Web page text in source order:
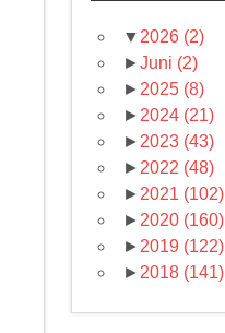
▼ 2026 (2)
►Juni (2)
► 2025 (8)
► 2024 (21)
► 2023 (43)
► 2022 (48)
► 2021 (102)
► 2020 (160)
► 2019 (122)
► 2018 (141)